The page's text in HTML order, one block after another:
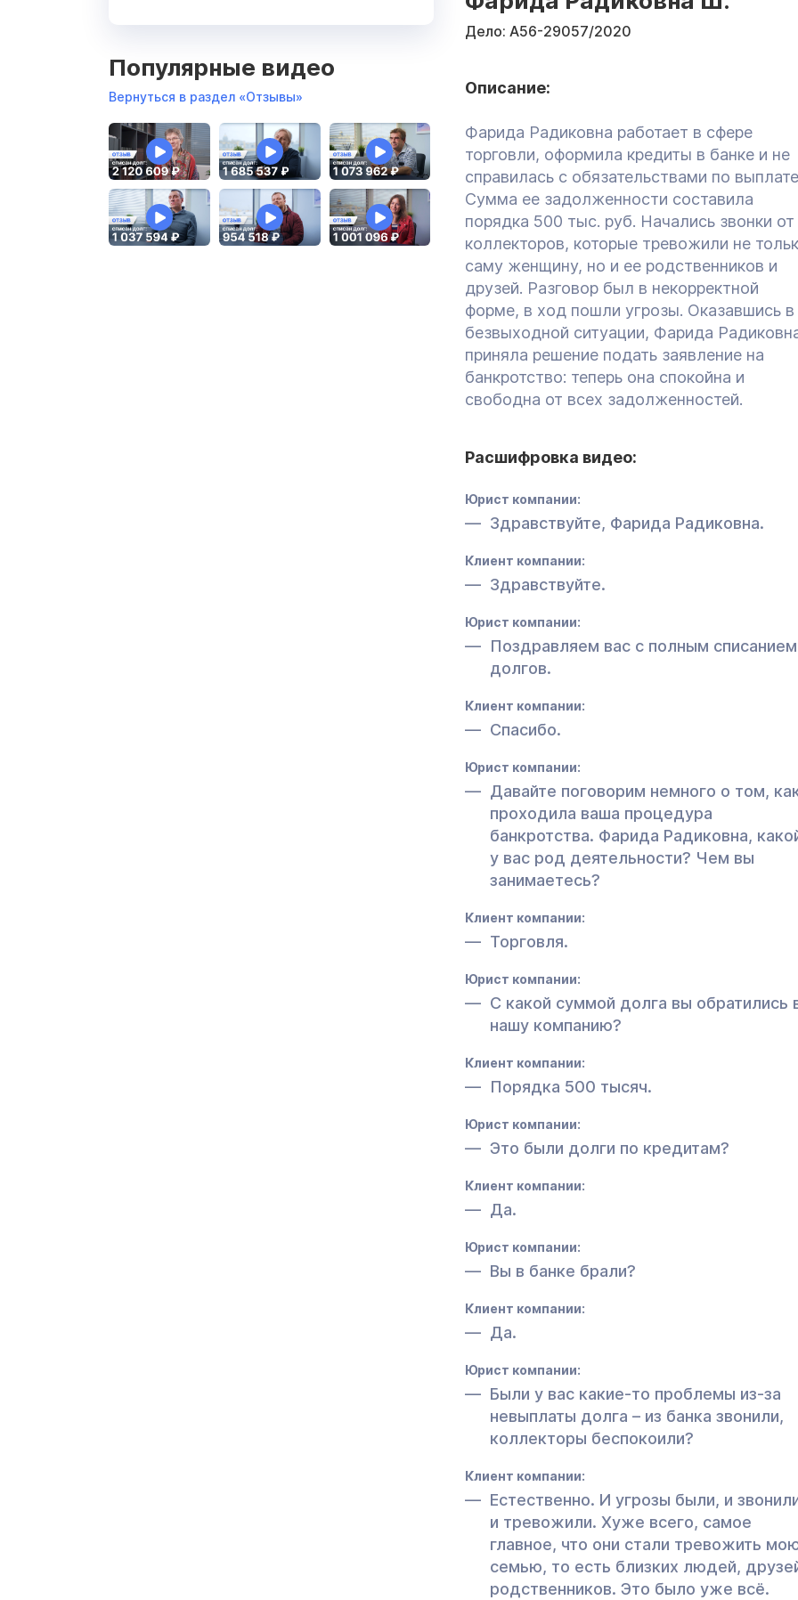
Популярные видео
Вернуться в раздел «Отзывы»
Дело: А56-29057/2020
Описание:
Фарида Радиковна работает в сфере
торговли, оформила кредиты в банке и не
справилась с обязательствами по
Сумма ее задолженности составила
порядка 500 тыс. руб. Начались звонки от
коллекторов, которые тревожили не
саму женщину, но и ее родственников и
друзей. Разговор был в некорректной
форме, в ход пошли угрозы. Оказавшись в
безвыходной ситуации, Фарида
приняла решение подать заявление на
банкротство: теперь она спокойна и
свободна от всех задолженностей.
Расшифровка видео:
Юрист компании:
Здравствуйте, Фарида Радиковна.
Клиент компании:
Здравствуйте.
Юрист компании:
Поздравляем вас с полным списанием
долгов.
Клиент компании:
Спасибо.
Юрист компании:
Давайте поговорим немного о том,
проходила ваша процедура
банкротства. Фарида Радиковна,
у вас род деятельности? Чем вы
занимаетесь?
Клиент компании:
Торговля.
Юрист компании:
С какой суммой долга вы обратились
нашу компанию?
Клиент компании:
Порядка 500 тысяч.
Юрист компании:
Это были долги по кредитам?
Клиент компании:
Да.
Юрист компании:
Вы в банке брали?
Клиент компании:
Да.
Юрист компании:
Были у вас какие-то проблемы из-за
невыплаты долга – из банка звонили,
коллекторы беспокоили?
Клиент компании:
Естественно. И угрозы были, и
и тревожили. Хуже всего, самое
главное, что они стали тревожить
семью, то есть близких людей,
родственников. Это было уже всё.